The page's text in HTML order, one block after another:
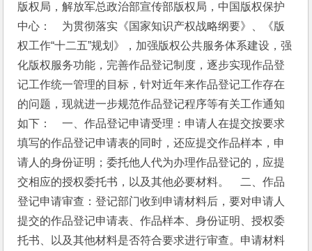
版权局，解放军总政治部宣传部版权局，中国版权保护
中心：    为贯彻落实《国家知识产权战略纲要》、《版
权工作“十二五”规划》，加强版权公共服务体系建设，强
化版权服务功能，完善作品登记制度，逐步实现作品登
记工作统一管理的目标，针对近年来作品登记工作存在
的问题，现就进一步规范作品登记程序等有关工作通知
如下：    一、作品登记申请受理：申请人在提交按要求
填写的作品登记申请表的同时，还应提交作品样本，申
请人的身份证明；委托他人代为办理作品登记的，应提
交相应的授权委托书，以及其他必要材料。    二、作品
登记申请审查：登记部门收到申请材料后，要对申请人
提交的作品登记申请表、作品样本、身份证明、授权委
托书、以及其他材料是否符合要求进行审查。申请材料